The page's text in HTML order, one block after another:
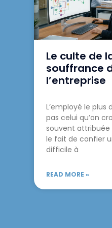
Le culte de
souffrance
l’entreprise
L’employé le plus
pas celui qu’on
souvent attribuée
le fait de confier
difficile à
READ MORE »